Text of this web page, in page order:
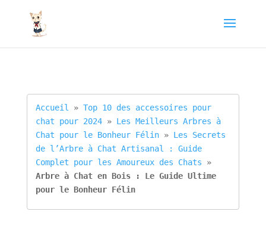
Accueil » Top 10 des accessoires pour
chat pour 2024 » Les Meilleurs Arbres à
Chat pour le Bonheur Félin » Les Secrets
de l’Arbre à Chat Artisanal : Guide
Complet pour les Amoureux des Chats
»
Arbre à Chat en Bois : Le Guide Ultime
pour le Bonheur Félin